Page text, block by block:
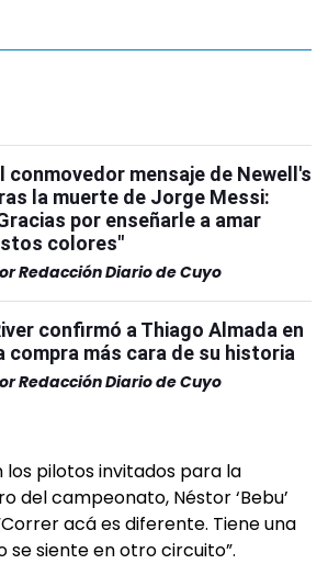
conmovedor mensaje de Newell's
la muerte de Jorge Messi:
por enseñarle a amar
colores"
Redacción Diario de Cuyo
confirmó a Thiago Almada en
compra más cara de su historia
Redacción Diario de Cuyo
los pilotos invitados para la
del campeonato, Néstor ‘Bebu’
acá es diferente. Tiene una
se siente en otro circuito”.